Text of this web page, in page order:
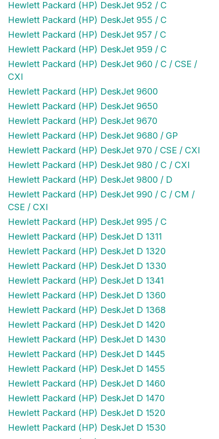
Hewlett Packard (HP) DeskJet 952 / C
Hewlett Packard (HP) DeskJet 955 / C
Hewlett Packard (HP) DeskJet 957 / C
Hewlett Packard (HP) DeskJet 959 / C
Hewlett Packard (HP) DeskJet 960 / C / CSE /
CXI
Hewlett Packard (HP) DeskJet 9600
Hewlett Packard (HP) DeskJet 9650
Hewlett Packard (HP) DeskJet 9670
Hewlett Packard (HP) DeskJet 9680 / GP
Hewlett Packard (HP) DeskJet 970 / CSE / CXI
Hewlett Packard (HP) DeskJet 980 / C / CXI
Hewlett Packard (HP) DeskJet 9800 / D
Hewlett Packard (HP) DeskJet 990 / C / CM /
CSE / CXI
Hewlett Packard (HP) DeskJet 995 / C
Hewlett Packard (HP) DeskJet D 1311
Hewlett Packard (HP) DeskJet D 1320
Hewlett Packard (HP) DeskJet D 1330
Hewlett Packard (HP) DeskJet D 1341
Hewlett Packard (HP) DeskJet D 1360
Hewlett Packard (HP) DeskJet D 1368
Hewlett Packard (HP) DeskJet D 1420
Hewlett Packard (HP) DeskJet D 1430
Hewlett Packard (HP) DeskJet D 1445
Hewlett Packard (HP) DeskJet D 1455
Hewlett Packard (HP) DeskJet D 1460
Hewlett Packard (HP) DeskJet D 1470
Hewlett Packard (HP) DeskJet D 1520
Hewlett Packard (HP) DeskJet D 1530